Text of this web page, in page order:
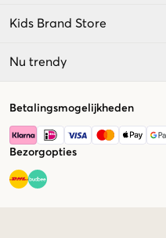
Kids Brand Store
Nu trendy
Betalingsmogelijkheden
Bezorgopties